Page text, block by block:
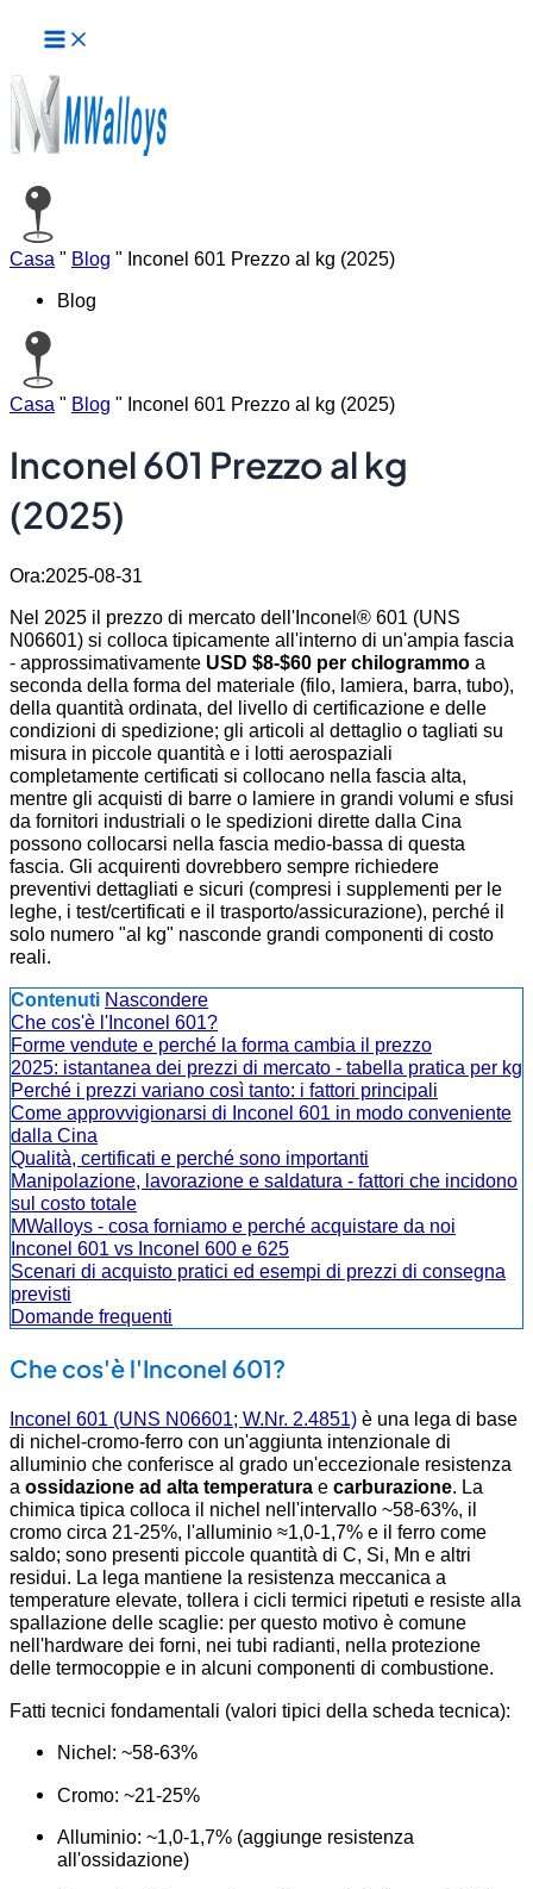
contenuto
principale
Casa " Blog " Inconel 601 Prezzo al kg (2025)
Blog
Casa " Blog " Inconel 601 Prezzo al kg (2025)
Inconel 601 Prezzo al kg
(2025)
Ora:2025-08-31
Nel 2025 il prezzo di mercato dell'Inconel® 601 (UNS
N06601) si colloca tipicamente all'interno di un'ampia fascia
- approssimativamente USD $8-$60 per chilogrammo a
seconda della forma del materiale (filo, lamiera, barra, tubo),
della quantità ordinata, del livello di certificazione e delle
condizioni di spedizione; gli articoli al dettaglio o tagliati su
misura in piccole quantità e i lotti aerospaziali
completamente certificati si collocano nella fascia alta,
mentre gli acquisti di barre o lamiere in grandi volumi e sfusi
da fornitori industriali o le spedizioni dirette dalla Cina
possono collocarsi nella fascia medio-bassa di questa
fascia. Gli acquirenti dovrebbero sempre richiedere
preventivi dettagliati e sicuri (compresi i supplementi per le
leghe, i test/certificati e il trasporto/assicurazione), perché il
solo numero "al kg" nasconde grandi componenti di costo
reali.
Contenuti Nascondere
Che cos'è l'Inconel 601?
Forme vendute e perché la forma cambia il prezzo
2025: istantanea dei prezzi di mercato - tabella pratica per kg
Perché i prezzi variano così tanto: i fattori principali
Come approvvigionarsi di Inconel 601 in modo conveniente
dalla Cina
Qualità, certificati e perché sono importanti
Manipolazione, lavorazione e saldatura - fattori che incidono
sul costo totale
MWalloys - cosa forniamo e perché acquistare da noi
Inconel 601 vs Inconel 600 e 625
Scenari di acquisto pratici ed esempi di prezzi di consegna
previsti
Domande frequenti
Che cos'è l'Inconel 601?
Inconel 601 (UNS N06601; W.Nr. 2.4851) è una lega di base
di nichel-cromo-ferro con un'aggiunta intenzionale di
alluminio che conferisce al grado un'eccezionale resistenza
a ossidazione ad alta temperatura e carburazione. La
chimica tipica colloca il nichel nell'intervallo ~58-63%, il
cromo circa 21-25%, l'alluminio ≈1,0-1,7% e il ferro come
saldo; sono presenti piccole quantità di C, Si, Mn e altri
residui. La lega mantiene la resistenza meccanica a
temperature elevate, tollera i cicli termici ripetuti e resiste alla
spallazione delle scaglie: per questo motivo è comune
nell'hardware dei forni, nei tubi radianti, nella protezione
delle termocoppie e in alcuni componenti di combustione.
Fatti tecnici fondamentali (valori tipici della scheda tecnica):
Nichel: ~58-63%
Cromo: ~21-25%
Alluminio: ~1,0-1,7% (aggiunge resistenza
all'ossidazione)